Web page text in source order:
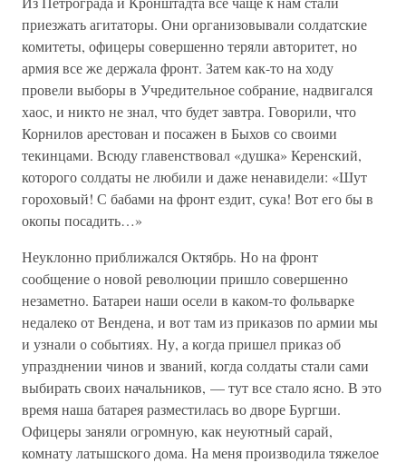
приезжать агитаторы. Они организовывали солдатские
комитеты, офицеры совершенно теряли авторитет, но
армия все же держала фронт. Затем как-то на ходу
провели выборы в Учредительное собрание, надвигался
хаос, и никто не знал, что будет завтра. Говорили, что
Корнилов арестован и посажен в Быхов со своими
текинцами. Всюду главенствовал «душка» Керенский,
которого солдаты не любили и даже ненавидели: «Шут
гороховый! С бабами на фронт ездит, сука! Вот его бы в
окопы посадить…»
Неуклонно приближался Октябрь. Но на фронт
сообщение о новой революции пришло совершенно
незаметно. Батареи наши осели в каком-то фольварке
недалеко от Вендена, и вот там из приказов по армии мы
и узнали о событиях. Ну, а когда пришел приказ об
упразднении чинов и званий, когда солдаты стали сами
выбирать своих начальников, — тут все стало ясно. В это
время наша батарея разместилась во дворе Бургши.
Офицеры заняли огромную, как неуютный сарай,
комнату латышского дома. На меня производила тяжелое